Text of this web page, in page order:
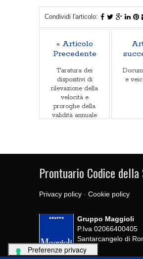
Condividi l'articolo:
« Articolo
Precedente
Taratura dei
dispositivi di
rilevazione della
velocità e
proroghe della
validità annuale
e
Prontuario Codice
Privacy policy - Cookie policy
Gruppo Maggioli
P.Iva 02066400405
Santarcangelo di